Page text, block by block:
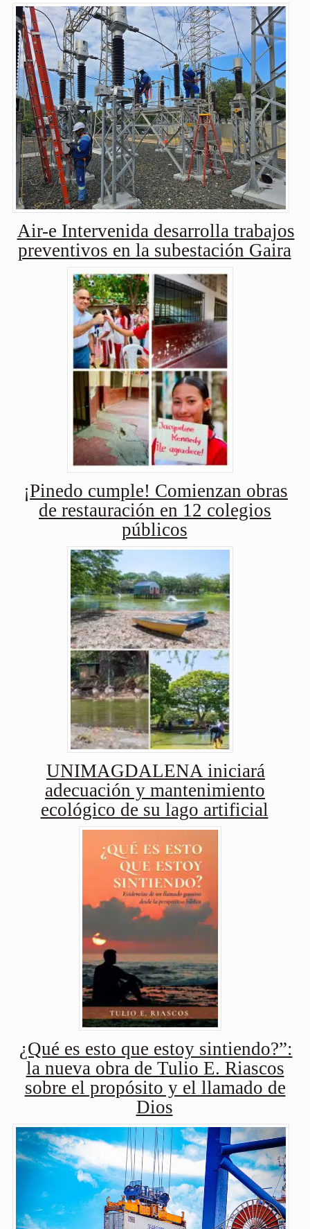
Air-e Intervenida desarrolla trabajos
preventivos en la subestación Gaira
¡Pinedo cumple! Comienzan obras
de restauración en 12 colegios
públicos
UNIMAGDALENA iniciará
adecuación y mantenimiento
ecológico de su lago artificial
¿Qué es esto que estoy sintiendo?”:
la nueva obra de Tulio E. Riascos
sobre el propósito y el llamado de
Dios